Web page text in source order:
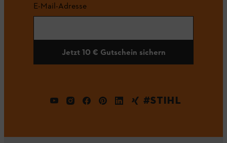
E-Mail-Adresse
Jetzt 10 € Gutschein sichern
#STIHL